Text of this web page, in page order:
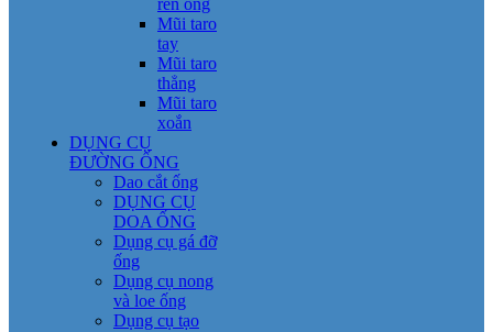
ren ống
Mũi taro
tay
Mũi taro
thẳng
Mũi taro
xoắn
DỤNG CỤ
ĐƯỜNG ỐNG
Dao cắt ống
DỤNG CỤ
DOA ỐNG
Dụng cụ gá đỡ
ống
Dụng cụ nong
và loe ống
Dụng cụ tạo